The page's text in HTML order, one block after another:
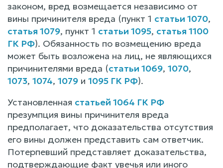
законом, вред возмещается независимо от
вины причинителя вреда (пункт 1 статьи 1070,
статья 1079, пункт 1 статьи 1095, статья 1100
ГК РФ). Обязанность по возмещению вреда
может быть возложена на лиц, не являющихся
причинителями вреда (статьи 1069, 1070,
1073, 1074, 1079 и 1095 ГК РФ).
Установленная статьей 1064 ГК РФ
презумпция вины причинителя вреда
предполагает, что доказательства отсутствия
его вины должен представить сам ответчик.
Потерпевший представляет доказательства,
подтверждающие факт увечья или иного